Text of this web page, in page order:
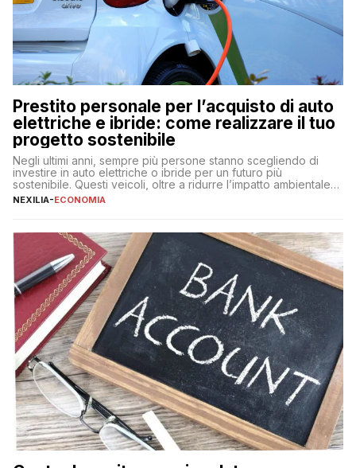
Prestito personale per l’acquisto di auto
elettriche e ibride: come realizzare il tuo
progetto sostenibile
Negli ultimi anni, sempre più persone stanno scegliendo di
investire in auto elettriche o ibride per un futuro più
sostenibile. Questi veicoli, oltre a ridurre l’impatto ambientale,
offrono vantaggi economici a lungo termine, come minori costi
fare se non […]
NEXILIA-ECONOMIA